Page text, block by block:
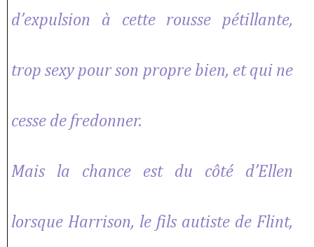
d’expulsion à cette rousse pétillante,
trop sexy pour son propre bien, et qui ne
cesse de fredonner.
Mais la chance est du côté d’Ellen
lorsque Harrison, le fils autiste de Flint,